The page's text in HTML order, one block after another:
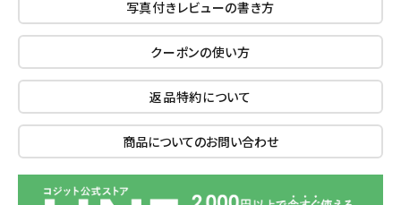
写真付きレビューの書き方
クーポンの使い方
返品特約について
商品についてのお問い合わせ